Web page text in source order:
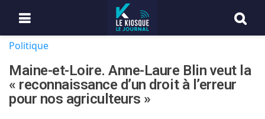
Politique
Maine-et-Loire. Anne-Laure Blin veut la
« reconnaissance d’un droit à l’erreur
pour nos agriculteurs »